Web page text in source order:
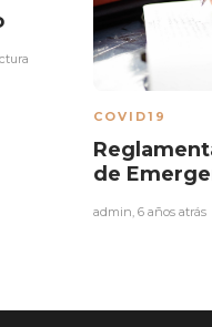
COVID19
de
admin, 6 años atrás